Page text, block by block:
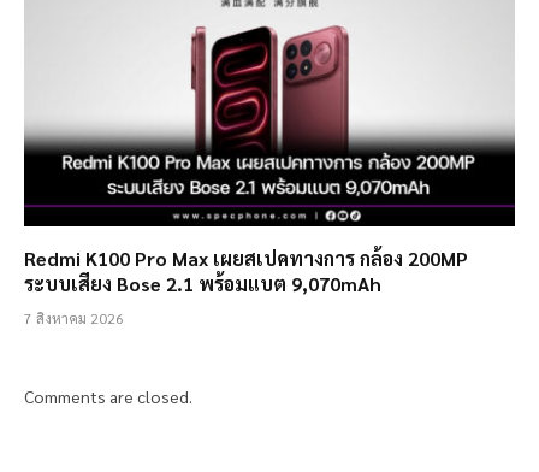
Redmi K100 Pro Max เผยสเปคทางการ กล้อง 200MP
ระบบเสียง Bose 2.1 พร้อมแบต 9,070mAh
7 สิงหาคม 2026
Comments are closed.